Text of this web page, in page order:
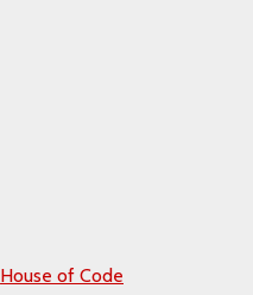
House of Code